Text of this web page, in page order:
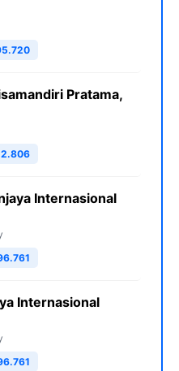
Pratama,
Internasional
Internasional